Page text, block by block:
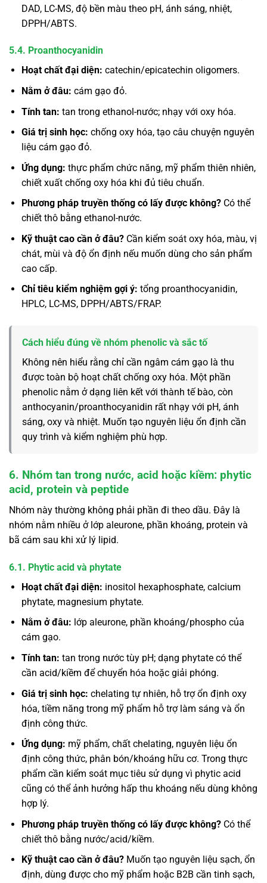
DAD, LC-MS, độ bền màu theo pH, ánh sáng, nhiệt,
DPPH/ABTS.
5.4. Proanthocyanidin
Hoạt chất đại diện: catechin/epicatechin oligomers.
Nằm ở đâu: cám gạo đỏ.
Tính tan: tan trong ethanol-nước; nhạy với oxy hóa.
Giá trị sinh học: chống oxy hóa, tạo câu chuyện nguyên
liệu cám gạo đỏ.
Ứng dụng: thực phẩm chức năng, mỹ phẩm thiên nhiên,
chiết xuất chống oxy hóa khi đủ tiêu chuẩn.
Phương pháp truyền thống có lấy được không?Có thể
chiết thô bằng ethanol-nước.
Kỹ thuật cao cần ở đâu?Cần kiểm soát oxy hóa, màu, vị
chát, mùi và độ ổn định nếu muốn dùng cho sản phẩm
cao cấp.
Chỉ tiêu kiểm nghiệm gợi ý: tổng proanthocyanidin,
HPLC, LC-MS, DPPH/ABTS/FRAP.
Cách hiểu đúng về nhóm phenolic và sắc tố
Không nên hiểu rằng chỉ cần ngâm cám gạo là thu
được toàn bộ hoạt chất chống oxy hóa. Một phần
phenolic nằm ở dạng liên kết với thành tế bào, còn
anthocyanin/proanthocyanidin rất nhạy với pH, ánh
sáng, oxy và nhiệt. Muốn tạo nguyên liệu ổn định cần
quy trình và kiểm nghiệm phù hợp.
6. Nhóm tan trong nước, acid hoặc kiềm: phytic
acid, protein và peptide
Nhóm này thường không phải phần đi theo dầu. Đây là
nhóm nằm nhiều ở lớp aleurone, phần khoáng, protein và
bã cám sau khi xử lý lipid.
6.1. Phytic acid và phytate
Hoạt chất đại diện: inositol hexaphosphate, calcium
phytate, magnesium phytate.
Nằm ở đâu: lớp aleurone, phần khoáng/phospho của
cám gạo.
Tính tan: tan trong nước tùy pH; dạng phytate có thể
cần acid/kiềm để chuyển hóa hoặc giải phóng.
Giá trị sinh học: chelating tự nhiên, hỗ trợ ổn định oxy
hóa, tiềm năng trong mỹ phẩm hỗ trợ làm sáng và ổn
định công thức.
Ứng dụng: mỹ phẩm, chất chelating, nguyên liệu ổn
định công thức, phân bón/khoáng hữu cơ. Trong thực
phẩm cần kiểm soát mục tiêu sử dụng vì phytic acid
cũng có thể ảnh hưởng hấp thu khoáng nếu dùng không
hợp lý.
Phương pháp truyền thống có lấy được không?Có thể
chiết thô bằng nước/acid/kiềm.
Kỹ thuật cao cần ở đâu?Muốn tạo nguyên liệu sạch, ổn
định, dùng được cho mỹ phẩm hoặc B2B cần tinh sạch,